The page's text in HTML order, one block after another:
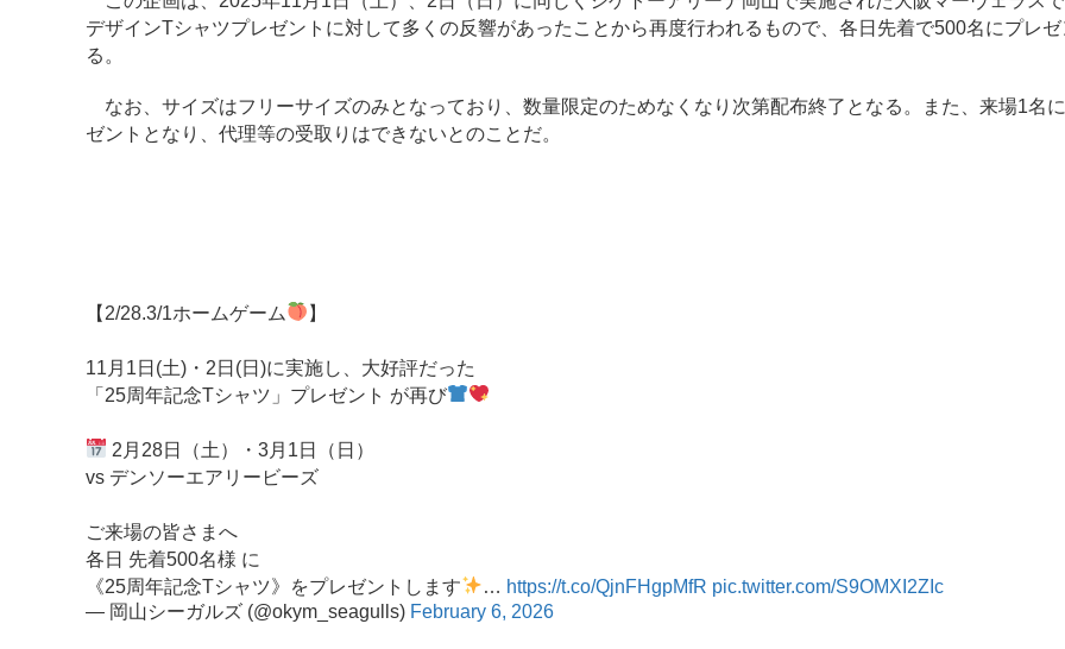
デザインTシャツプレゼントに対して多くの反響があったことから再度行われるもので、各日先着で500名にプレ
る。
なお、サイズはフリーサイズのみとなっており、数量限定のためなくなり次第配布終了となる。また、来場1名
ゼントとなり、代理等の受取りはできないとのことだ。
【2/28.3/1ホームゲーム 】
11月1日(土)・2日(日)に実施し、大好評だった
「25周年記念Tシャツ」プレゼント が再び
2月28日（土）・3月1日（日）
vs デンソーエアリービーズ
ご来場の皆さまへ
各日 先着500名様 に
《25周年記念Tシャツ》をプレゼントします
… https://t.co/QjnFHgpMfR pic.twitter.com/S9OMXI2ZIc
— 岡山シーガルズ (@okym_seagulls) February 6, 2026